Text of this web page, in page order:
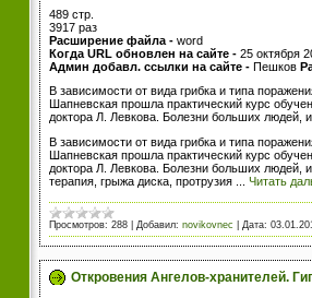
489 стр.
3917 раз
Расширение файла - word
Когда URL обновлен на сайте - 25 октября
Админ добавл. ссылки на сайте - Пешков
В зависимости от вида грибка и типа
Шапневская прошла практический курс
доктора Л. Левкова. Болезни больших людей,
В зависимости от вида грибка и типа
Шапневская прошла практический курс
доктора Л. Левкова. Болезни больших людей,
терапия, грыжа диска, протрузия
Читать
Просмотров: 288 Добавил: novikovnec Дата:
Откровения Ангелов-хранителей.